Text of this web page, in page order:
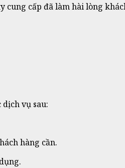
cấp đã làm hài lòng
vụ sau:
hàng cần.